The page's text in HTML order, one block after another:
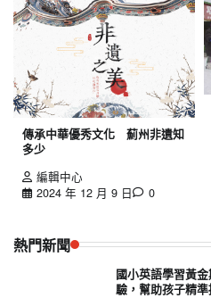
傳承中華優秀文化 薊州非遺知
多少
編輯中心
2024 年 12 月 9 日
0
熱門新聞
國小英語學習黃
驗，幫助孩子精